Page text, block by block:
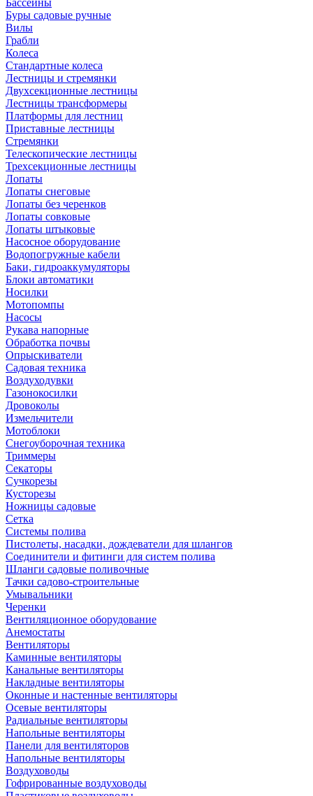
Бассейны
Буры садовые ручные
Вилы
Грабли
Колеса
Стандартные колеса
Лестницы и стремянки
Двухсекционные лестницы
Лестницы трансформеры
Платформы для лестниц
Приставные лестницы
Стремянки
Телескопические лестницы
Трехсекционные лестницы
Лопаты
Лопаты снеговые
Лопаты без черенков
Лопаты совковые
Лопаты штыковые
Насосное оборудование
Водопогружные кабели
Баки, гидроаккумуляторы
Блоки автоматики
Носилки
Мотопомпы
Насосы
Рукава напорные
Обработка почвы
Опрыскиватели
Садовая техника
Воздуходувки
Газонокосилки
Дровоколы
Измельчители
Мотоблоки
Снегоуборочная техника
Триммеры
Секаторы
Сучкорезы
Кусторезы
Ножницы садовые
Сетка
Системы полива
Пистолеты, насадки, дождеватели для шлангов
Соединители и фитинги для систем полива
Шланги садовые поливочные
Тачки садово-строительные
Умывальники
Черенки
Вентиляционное оборудование
Анемостаты
Вентиляторы
Каминные вентиляторы
Канальные вентиляторы
Накладные вентиляторы
Оконные и настенные вентиляторы
Осевые вентиляторы
Радиальные вентиляторы
Напольные вентиляторы
Панели для вентиляторов
Напольные вентиляторы
Воздуховоды
Гофрированные воздуховоды